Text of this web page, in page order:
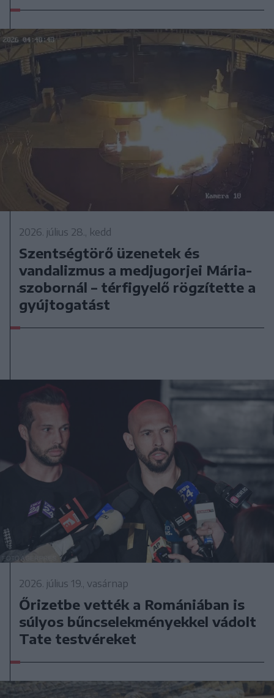
2026. július 28., kedd
Szentségtörő üzenetek és
vandalizmus a medjugorjei Mária-
szobornál – térfigyelő rögzítette a
gyújtogatást
2026. július 19., vasárnap
Őrizetbe vették a Romániában is
súlyos bűncselekményekkel vádolt
Tate testvéreket